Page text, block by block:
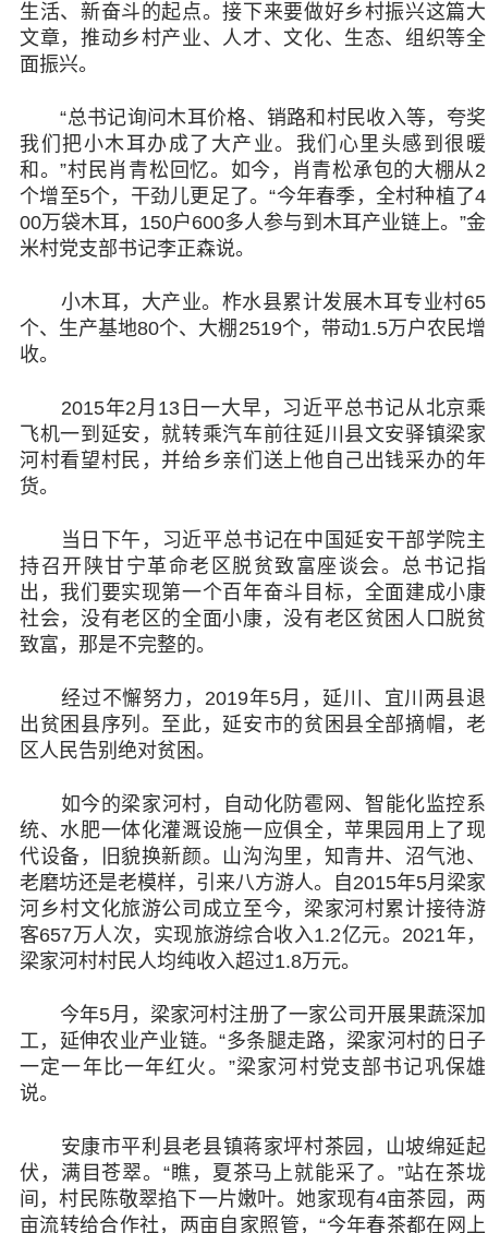
生活、新奋斗的起点。接下来要做好乡村振兴这篇大
文章，推动乡村产业、人才、文化、生态、组织等全
面振兴。
“总书记询问木耳价格、销路和村民收入等，夸奖
我们把小木耳办成了大产业。我们心里头感到很暖
和。”村民肖青松回忆。如今，肖青松承包的大棚从2
个增至5个，干劲儿更足了。“今年春季，全村种植了4
00万袋木耳，150户600多人参与到木耳产业链上。”金
米村党支部书记李正森说。
小木耳，大产业。柞水县累计发展木耳专业村65
个、生产基地80个、大棚2519个，带动1.5万户农民增
收。
2015年2月13日一大早，习近平总书记从北京乘
飞机一到延安，就转乘汽车前往延川县文安驿镇梁家
河村看望村民，并给乡亲们送上他自己出钱采办的年
货。
当日下午，习近平总书记在中国延安干部学院主
持召开陕甘宁革命老区脱贫致富座谈会。总书记指
出，我们要实现第一个百年奋斗目标，全面建成小康
社会，没有老区的全面小康，没有老区贫困人口脱贫
致富，那是不完整的。
经过不懈努力，2019年5月，延川、宜川两县退
出贫困县序列。至此，延安市的贫困县全部摘帽，老
区人民告别绝对贫困。
如今的梁家河村，自动化防雹网、智能化监控系
统、水肥一体化灌溉设施一应俱全，苹果园用上了现
代设备，旧貌换新颜。山沟沟里，知青井、沼气池、
老磨坊还是老模样，引来八方游人。自2015年5月梁家
河乡村文化旅游公司成立至今，梁家河村累计接待游
客657万人次，实现旅游综合收入1.2亿元。2021年，
梁家河村村民人均纯收入超过1.8万元。
今年5月，梁家河村注册了一家公司开展果蔬深加
工，延伸农业产业链。“多条腿走路，梁家河村的日子
一定一年比一年红火。”梁家河村党支部书记巩保雄
说。
安康市平利县老县镇蒋家坪村茶园，山坡绵延起
伏，满目苍翠。“瞧，夏茶马上就能采了。”站在茶垅
间，村民陈敬翠掐下一片嫩叶。她家现有4亩茶园，两
亩流转给合作社，两亩自家照管，“今年春茶都在网上